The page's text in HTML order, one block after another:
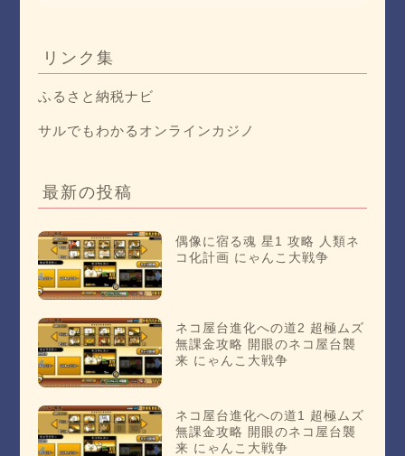
リンク集
ふるさと納税ナビ
サルでもわかるオンラインカジノ
最新の投稿
偶像に宿る魂 星1 攻略 人類ネ
コ化計画 にゃんこ大戦争
ネコ屋台進化への道2 超極ムズ
無課金攻略 開眼のネコ屋台襲
来 にゃんこ大戦争
ネコ屋台進化への道1 超極ムズ
無課金攻略 開眼のネコ屋台襲
来 にゃんこ大戦争